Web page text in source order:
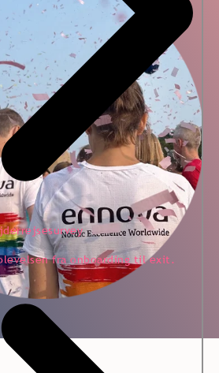
fra onboarding til exit.